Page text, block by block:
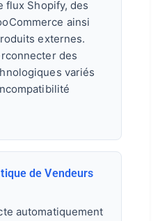
flux Shopify, des
ainsi
externes.
des
variés
de Vendeurs
automatiquement